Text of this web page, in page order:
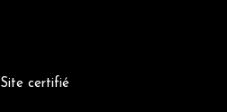
Site certifié